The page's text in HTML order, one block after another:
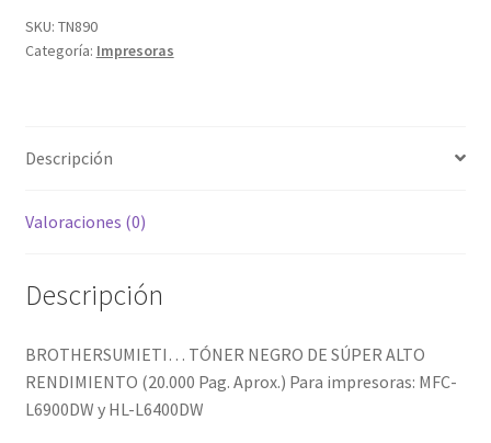
Pag.
Aprox.)
L6900DW
HL-
SKU: TN890
Categoría: Impresoras
Descripción
Valoraciones (0)
Descripción
BROTHERSUMIETI… TÓNER NEGRO DE SÚPER ALTO
RENDIMIENTO (20.000 Pag. Aprox.) Para impresoras: MFC-
L6900DW y HL-L6400DW